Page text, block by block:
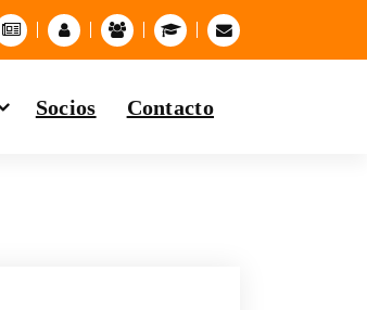
Socios Contacto